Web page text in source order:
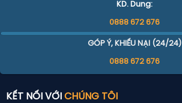
KD. Dung:
0888 672 676
GÓP Ý, KHIẾU NẠI (24/24)
0888 672 676
KẾT NỐI VỚI CHÚNG TÔI